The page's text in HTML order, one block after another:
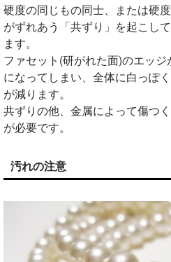
硬度の同じもの同士、または硬
がずれあう「共ずり」を起こし
ます。
ファセット(研がれた面)のエッ
になってしまい、全体に白っぽ
が減ります。
共ずりの他、金属によって傷つ
が必要です。
汚れの注意